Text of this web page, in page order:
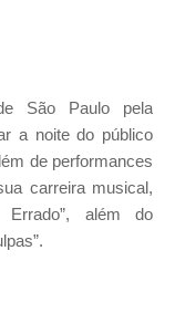
São Paulo pela
a noite do público
de performances
carreira musical,
Errado”, além do